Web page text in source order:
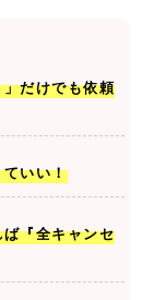
だけでも依頼
ていい！
『全キャンセ